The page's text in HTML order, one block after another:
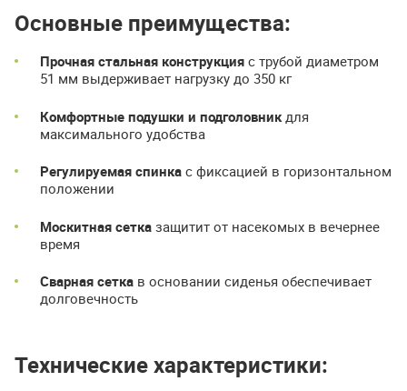
Основные преимущества:
Прочная стальная конструкция с трубой диаметром
51 мм выдерживает нагрузку до 350 кг
Комфортные подушки и подголовник для
максимального удобства
Регулируемая спинка с фиксацией в горизонтальном
положении
Москитная сетка защитит от насекомых в вечернее
время
Сварная сетка в основании сиденья обеспечивает
долговечность
Технические характеристики: